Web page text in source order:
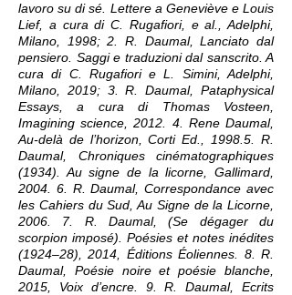
lavoro su di sé. Lettere a Geneviève e Louis
Lief, a cura di C. Rugafiori, e al., Adelphi,
Milano, 1998; 2. R. Daumal, Lanciato dal
pensiero. Saggi e traduzioni dal sanscrito. A
cura di C. Rugafiori e L. Simini, Adelphi,
Milano, 2019; 3. R. Daumal, Pataphysical
Essays, a cura di Thomas Vosteen,
Imagining science, 2012. 4. Rene Daumal,
Au-delà de l’horizon, Corti Ed., 1998.5. R.
Daumal, Chroniques cinématographiques
(1934). Au signe de la licorne, Gallimard,
2004. 6. R. Daumal, Correspondance avec
les Cahiers du Sud, Au Signe de la Licorne,
2006. 7. R. Daumal, (Se dégager du
scorpion imposé). Poésies et notes inédites
(1924–28), 2014, Éditions Éoliennes. 8. R.
Daumal, Poésie noire et poésie blanche,
2015, Voix d’encre. 9. R. Daumal, Ecrits